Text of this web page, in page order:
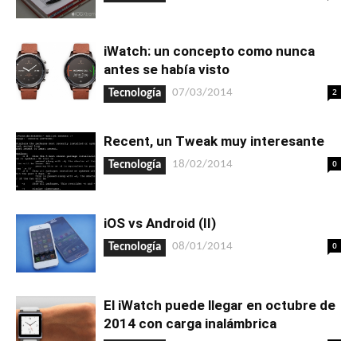
iWatch: un concepto como nunca
antes se había visto
Tecnología 07/03/2014 2
Recent, un Tweak muy interesante
Tecnología 18/02/2014 0
iOS vs Android (II)
Tecnología 08/01/2014 0
El iWatch puede llegar en octubre de
2014 con carga inalámbrica